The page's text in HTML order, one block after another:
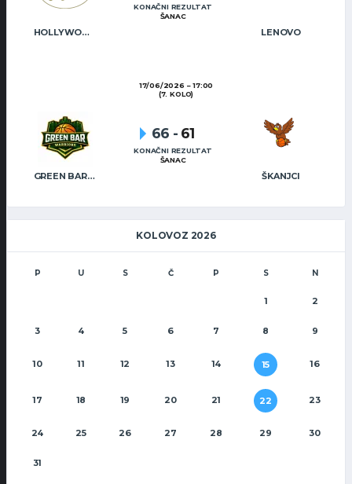
HOLLYWOOD CAFÉ LENOVO
KONAČNI REZULTAT
ŠANAC
17/06/2026
17:00
(7. KOLO)
GREEN BAR WARRIORS ŠKANJCI
66 - 61
KONAČNI REZULTAT
ŠANAC
KOLOVOZ 2026
P U S Č P S N
1 2
3 4 5 6 7 8 9
10 11 12 13 14 15 16
17 18 19 20 21 22 23
24 25 26 27 28 29 30
31